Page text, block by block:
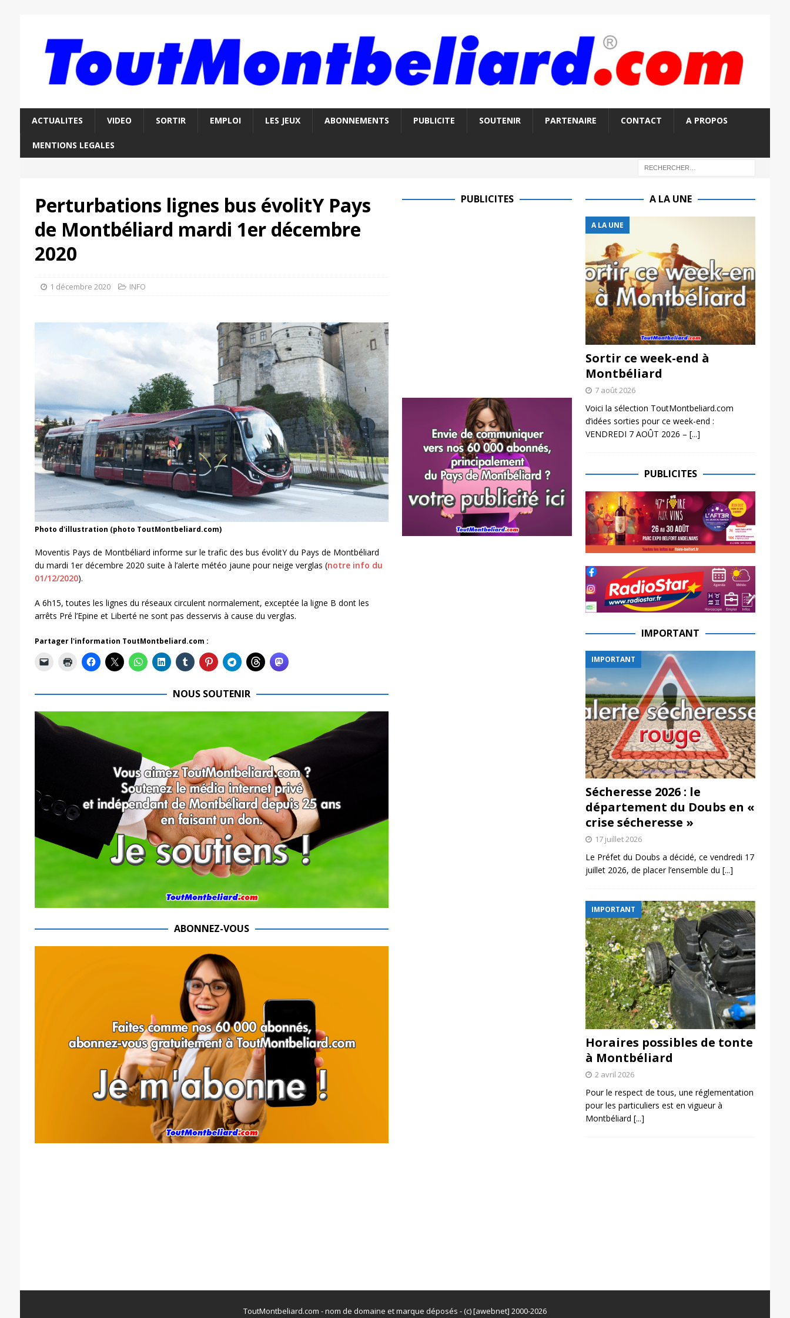
ACTUALITES VIDEO SORTIR EMPLOI LES JEUX ABONNEMENTS PUBLICITE SOUTENIR PARTENAIRE CONTACT A PROPOS
MENTIONS LEGALES
Perturbations lignes bus évolitY Pays
de Montbéliard mardi 1er décembre
2020
1 décembre 2020 INFO
Photo d'illustration (photo ToutMontbeliard.com)
Moventis Pays de Montbéliard informe sur le trafic des bus évolitY du Pays de Montbéliard
du mardi 1er décembre 2020 suite à l’alerte météo jaune pour neige verglas (notre info du
01/12/2020).
A 6h15, toutes les lignes du réseaux circulent normalement, exceptée la ligne B dont les
arrêts Pré l’Epine et Liberté ne sont pas desservis à cause du verglas.
Partager l'information ToutMontbeliard.com :
NOUS SOUTENIR
ABONNEZ-VOUS
PUBLICITES A LA UNE
A LA UNE
Sortir ce week-end à
Montbéliard
7 août 2026
Voici la sélection ToutMontbeliard.com
d’idées sorties pour ce week-end :
VENDREDI 7 AOÛT 2026 – [...]
PUBLICITES
IMPORTANT
IMPORTANT
Sécheresse 2026 : le
département du Doubs en «
crise sécheresse »
17 juillet 2026
Le Préfet du Doubs a décidé, ce vendredi 17
juillet 2026, de placer l’ensemble du [...]
IMPORTANT
Horaires possibles de tonte
à Montbéliard
2 avril 2026
Pour le respect de tous, une réglementation
pour les particuliers est en vigueur à
Montbéliard [...]
ToutMontbeliard.com - nom de domaine et marque déposés - (c) [awebnet] 2000-2026